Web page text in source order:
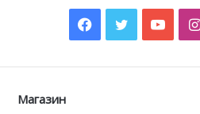
Facebook
Twitter
Магазин